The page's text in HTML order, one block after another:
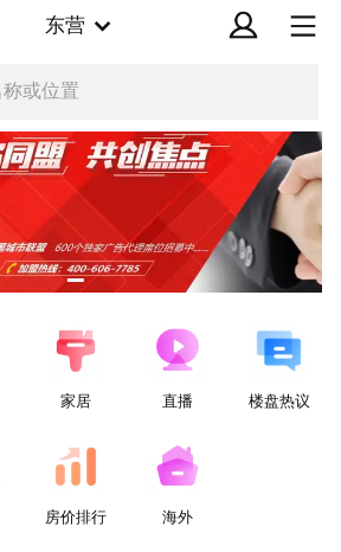
东营
或位置
家居 直播 楼盘热议
房价排行 海外